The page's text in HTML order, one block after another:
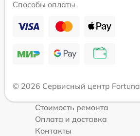
Способы оплаты
© 2026 Сервисный центр Fortuna
Стоимость ремонта
Оплата и доставка
Контакты